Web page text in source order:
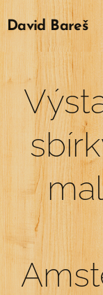
David Bareš